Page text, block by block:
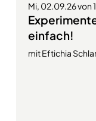
Mi, 02.09.26 von
einfach!
mit Eftichia